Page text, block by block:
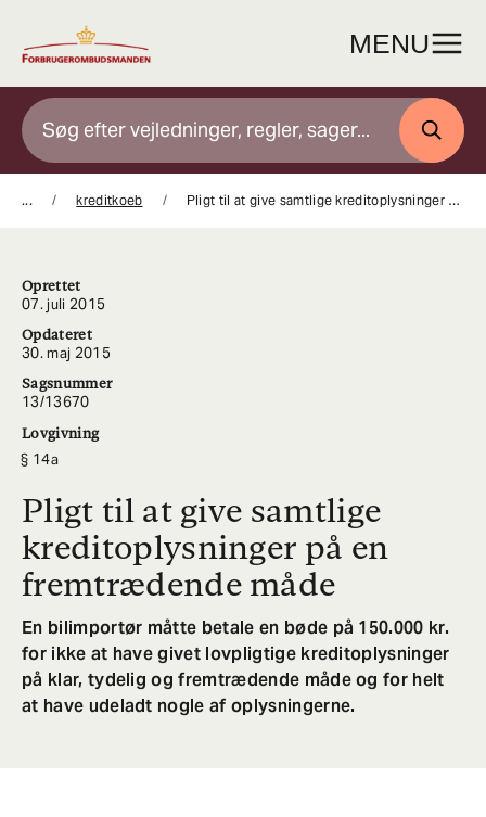
indhold
MENU
SØG
... kreditkoeb Pligt til at give samtlige kreditoplysninger paa en fremtraedende maade
Oprettet
07. juli 2015
Opdateret
30. maj 2015
Sagsnummer
13/13670
Lovgivning
14a
Pligt til at give samtlige
kreditoplysninger på en
fremtrædende måde
En bilimportør måtte betale en bøde på 150.000 kr.
for ikke at have givet lovpligtige kreditoplysninger
på klar, tydelig og fremtrædende måde og for helt
at have udeladt nogle af oplysningerne.